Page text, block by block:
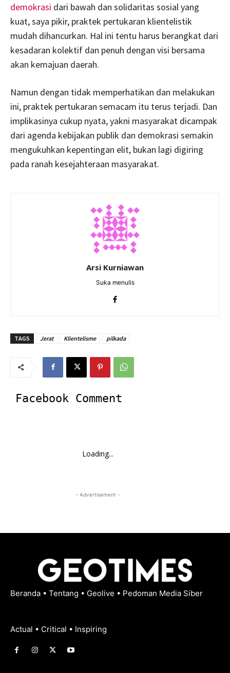
demokrasi dari bawah dan solidaritas sosial yang
kuat, saya pikir, praktek pertukaran klientelistik
mudah dihancurkan. Hal ini tentu harus berangkat dari
kesadaran kolektif dan penuh dengan visi bersama
akan kemajuan daerah.
Namun dengan tidak memperhatikan dan melakukan
ini, praktek pertukaran semacam itu terus terjadi. Dan
implikasinya cukup nyata, yakni masyarakat dicampak
dari agenda kebijakan publik dan demokrasi semakin
mengukuhkan kepentingan elit, bukan lagi digiring
pada ranah kesejahteraan masyarakat.
Arsi Kurniawan
Suka menulis
TAGS Jerat Klientelisme pilkada
Facebook Comment
Loading...
- Advertisement -
Beranda • Tentang • Geolive • Pedoman Media Siber
Actual • Critical • Inspiring